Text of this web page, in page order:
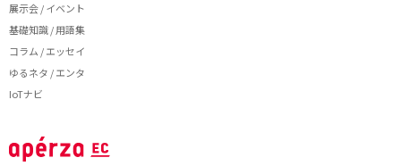
展示会 / イベント
基礎知識 / 用語集
コラム / エッセイ
ゆるネタ / エンタ
IoTナビ